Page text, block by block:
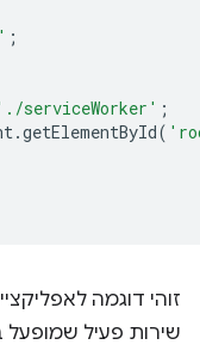
;
serviceWorker' ;
.getElementById(
שירות פעיל